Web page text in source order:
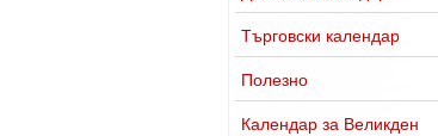
Търговски календар
Полезно
Календар за Великден